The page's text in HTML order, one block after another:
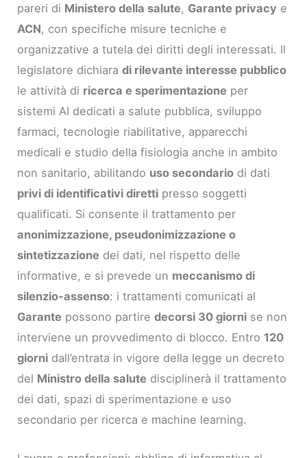
pareri di Ministero della salute, Garante privacy e
ACN, con specifiche misure tecniche e
organizzative a tutela dei diritti degli interessati. Il
legislatore dichiaradi rilevante interesse pubblico
le attività di ricerca e sperimentazione per
sistemi AI dedicati a salute pubblica, sviluppo
farmaci, tecnologie riabilitative, apparecchi
medicali e studio della fisiologia anche in ambito
non sanitario, abilitando uso secondario di dati
privi di identificativi diretti presso soggetti
qualificati. Si consente il trattamento per
anonimizzazione, pseudonimizzazione o
sintetizzazione dei dati, nel rispetto delle
informative, e si prevede un meccanismo di
silenzio-assenso: i trattamenti comunicati al
Garante possono partiredecorsi 30 giorni se non
interviene un provvedimento di blocco. Entro 120
giorni dall’entrata in vigore della legge un decreto
del Ministro della salute disciplinerà il trattamento
dei dati, spazi di sperimentazione e uso
secondario per ricerca e machine learning.